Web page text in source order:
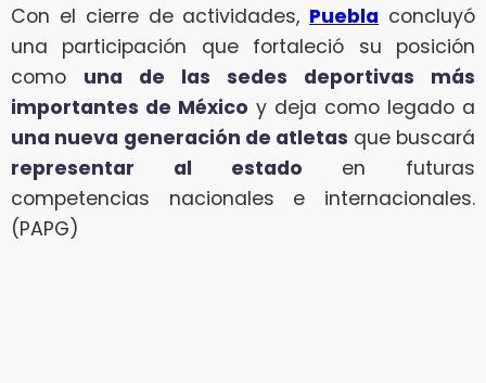
Con el cierre de actividades, Puebla concluyó
una participación que fortaleció su posición
como una de las sedes deportivas más
importantes de México y deja como legado a
una nueva generación de atletas que buscará
representar al estado en futuras
competencias nacionales e internacionales.
(PAPG)